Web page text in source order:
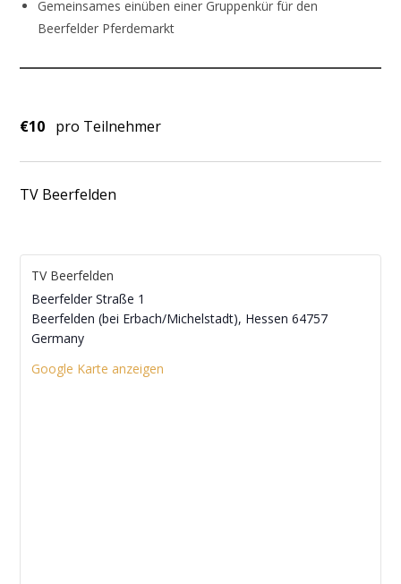
Gemeinsames einüben einer Gruppenkür für den
Beerfelder Pferdemarkt
€10 pro Teilnehmer
TV Beerfelden
TV Beerfelden
Beerfelder Straße 1
Beerfelden (bei Erbach/Michelstadt), Hessen 64757
Germany
Google Karte anzeigen